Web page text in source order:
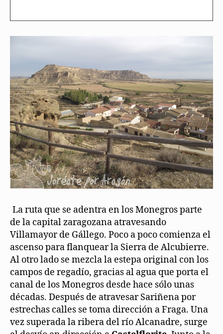
La ruta que se adentra en los Monegros parte
de la capital zaragozana atravesando
Villamayor de Gállego. Poco a poco comienza el
ascenso para flanquear la Sierra de Alcubierre.
Al otro lado se mezcla la estepa original con los
campos de regadío, gracias al agua que porta el
canal de los Monegros desde hace sólo unas
décadas. Después de atravesar Sariñena por
estrechas calles se toma dirección a Fraga. Una
vez superada la ribera del río Alcanadre, surge